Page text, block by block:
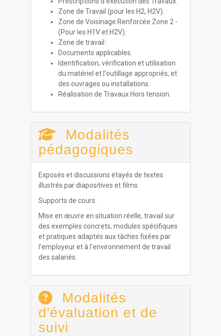
Zone de Travail (pour les H2, H2V).
Zone de Voisinage Renforcée Zone 2 -
(Pour les H1V et H2V).
Zone de travail :
Documents applicables.
Identification, vérification et utilisation
du matériel et l'outillage appropriés, et
des ouvrages ou installations.
Réalisation de Travaux Hors tension.
Modalités
pédagogiques
Exposés et discussions étayés de textes
illustrés par diapositives et films.
Supports de cours.
Mise en œuvre en situation réelle, travail sur
des exemples concrets, modules spécifiques
et pratiques adaptés aux tâches fixées par
l'employeur et à l'environnement de travail
des salariés.
Modalités
d'évaluation et de
suivi